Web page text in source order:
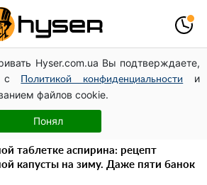
Hyser.com.ua Вы подтверждаете,
с
Политикой конфиденциальности
и
файлов cookie.
Понял
Александр Конотопский вывел
бюджета через фиктивную
видео – это далеко не все:
Тарас Тополя стал следующим
таблетке аспирина: рецепт
капусты на зиму. Даже пяти банок